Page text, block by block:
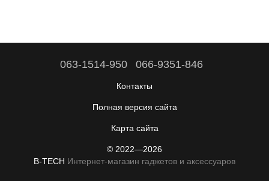
063-1514-950 066-9351-846
Контакты
Полная версия сайта
Карта сайта
© 2022—2026
B-TECH Интернет-магазин гаджетов и аксессуаров